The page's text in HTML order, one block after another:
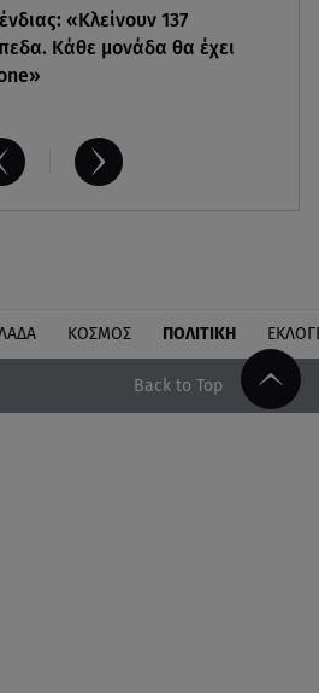
«Κλείνουν 137
Kάθε μονάδα θα έχει
ΚΟΣΜΟΣ ΠΟΛΙΤΙΚΗ
Back to Top